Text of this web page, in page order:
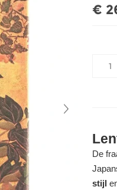
€
De
stijl